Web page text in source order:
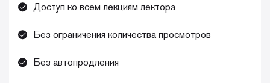
Доступ ко всем лекциям лектора
Без ограничения количества просмотров
Без автопродления